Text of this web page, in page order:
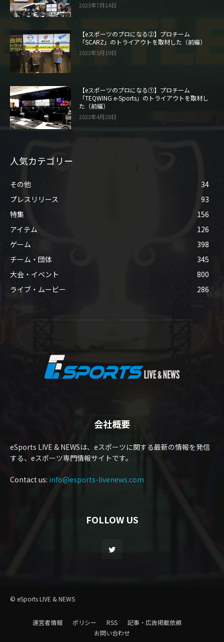
2023年7月14日
【eスポーツのプロになる②】プロチーム
「SCARZ」のトライアウトを取材した（前編）
2023年5月19日
【eスポーツのプロになる①】プロチーム
「TEQWING e-Sports」のトライアウトを取材し
た（前編）
2023年4月28日
人気カテゴリー
その他
34
プレスリリース
93
特集
156
アイテム
126
ゲーム
398
チーム・団体
345
大会・イベント
800
ライブ・ムービー
286
会社概要
eSports LIVE & NEWSは、eスポーツに関する最新の情報を発信
する、eスポーツ専門情報サイトです。
Contact us: info@esports-livenews.com
FOLLOW US
© eSports LIVE & NEWS
運営者情報 ポリシー RSS
記事・広告掲載依頼
お問い合わせ